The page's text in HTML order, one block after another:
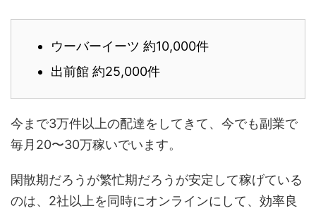
ウーバーイーツ 約10,000件
出前館 約25,000件
今まで3万件以上の配達をしてきて、今でも副業で
毎月20〜30万稼いでいます。
閑散期だろうが繁忙期だろうが安定して稼げている
のは、2社以上を同時にオンラインにして、効率良